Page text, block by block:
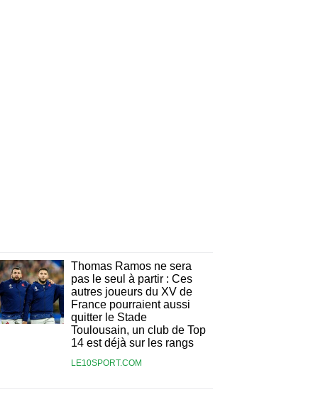
Thomas Ramos ne sera
pas le seul à partir : Ces
autres joueurs du XV de
France pourraient aussi
quitter le Stade
Toulousain, un club de Top
14 est déjà sur les rangs
LE10SPORT.COM